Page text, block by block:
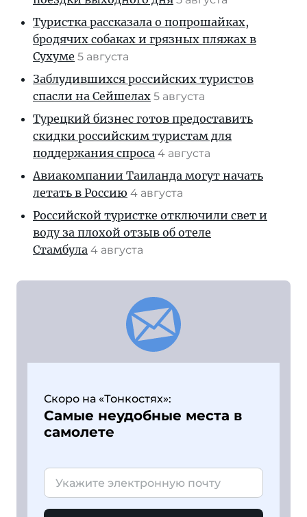
Туристка рассказала о попрошайках,
бродячих собаках и грязных пляжах в
Сухуме 5 августа
Заблудившихся российских туристов
спасли на Сейшелах 5 августа
Турецкий бизнес готов предоставить
скидки российским туристам для
поддержания спроса 4 августа
Авиакомпании Таиланда могут начать
летать в Россию 4 августа
Российской туристке отключили свет и
воду за плохой отзыв об отеле
Стамбула 4 августа
Скоро на «Тонкостях»:
Самые неудобные места в
самолете